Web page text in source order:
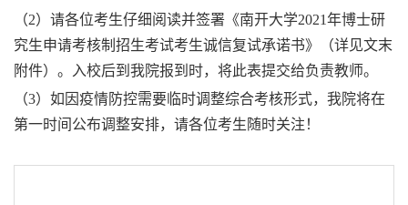
（2）请各位考生仔细阅读并签署《南开大学2021年博士研
究生申请考核制招生考试考生诚信复试承诺书》（详见文末
附件）。入校后到我院报到时，将此表提交给负责教师。
（3）如因疫情防控需要临时调整综合考核形式，我院将在
第一时间公布调整安排，请各位考生随时关注！